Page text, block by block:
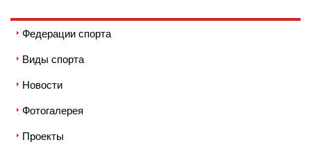
Федерации спорта
Виды спорта
Новости
Фотогалерея
Проекты